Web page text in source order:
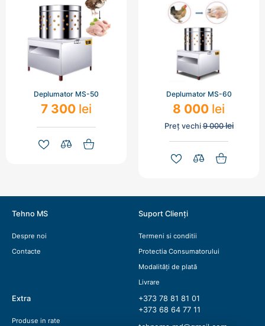
Deplumator MS-50
7 300 lei
Deplumator MS-60
8 000 lei
Preț vechi9 000lei
Tehno MS
Despre noi
Contacte
Suport Clienți
Termeni si conditii
Protectia Consumatorului
Modalități de plată
Livrare
Extra
Produse in rate
+373 78 81 81 01
+373 68 64 77 11